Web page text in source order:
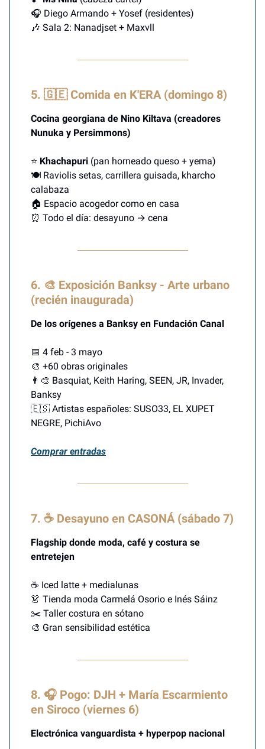
🎧 Diego Armando + Yosef (residentes)
🎶 Sala 2: Nanadjset + Maxvll
5. 🇬🇪 Comida en K'ERA (domingo 8)
Cocina georgiana de Nino Kiltava (creadores
Nunuka y Persimmons)
⭐ Khachapuri (pan horneado queso + yema)
🍽️ Raviolis setas, carrillera guisada, kharcho
calabaza
🏠 Espacio acogedor como en casa
⏰ Todo el día: desayuno → cena
6. 🎨 Exposición Banksy - Arte urbano
(recién inaugurada)
De los orígenes a Banksy en Fundación Canal
📅 4 feb - 3 mayo
🎨 +60 obras originales
👨‍🎨 Basquiat, Keith Haring, SEEN, JR, Invader,
Banksy
🇪🇸 Artistas españoles: SUSO33, EL XUPET
NEGRE, PichiAvo
Comprar entradas
7. ☕ Desayuno en CASONÁ (sábado 7)
Flagship donde moda, café y costura se
entretejen
☕ Iced latte + medialunas
👗 Tienda moda Carmelá Osorio e Inés Sáinz
✂️ Taller costura en sótano
🎨 Gran sensibilidad estética
8. 🎧 Pogo: DJH + María Escarmiento
en Siroco (viernes 6)
Electrónica vanguardista + hyperpop nacional